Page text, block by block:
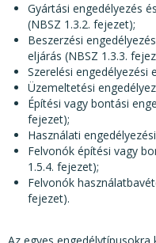
Gyártási engedélyezés
(NBSZ 1.3.2. fejezet);
Beszerzési
eljárás (NBSZ 1.3.3.
Szerelési engedélyezési
Üzemeltetési
Építési vagy bontási
fejezet);
Használati
Felvonók építési vagy
1.5.4. fejezet);
Felvonók
fejezet).